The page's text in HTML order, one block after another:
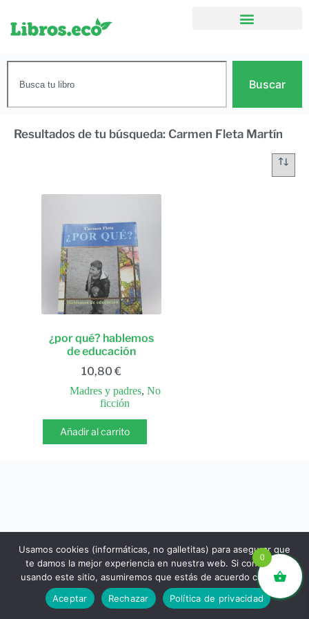
Buscar
Resultados de tu búsqueda: Carmen Fleta Martín
¿por qué? hablemos
de educación
10,80 €
Madres y padres, No
ficción
Añadir al carrito
libros.eco © - Desde Barcelona para el mundo 💚 |
Devoluciones y reembolsos|Política de Privacidad
0
Usamos cookies (informáticas, no galletitas) para asegurar que
te damos la mejor experiencia en nuestra web. Si continúas
usando este sitio, asumiremos que estás de acuerdo con ello.
Aceptar
Rechazar Política de privacidad